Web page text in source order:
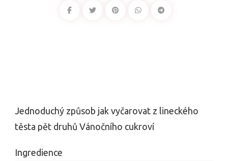
Jednoduchý způsob jak vyčarovat z lineckého
těsta pět druhů Vánočního cukroví
Ingredience